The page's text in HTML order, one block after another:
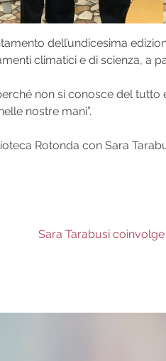
dell’undicesima
climatici e di scienza, a
non si conosce del
nostre mani”.
Rotonda con Sara
Next
Sara Tarabusi